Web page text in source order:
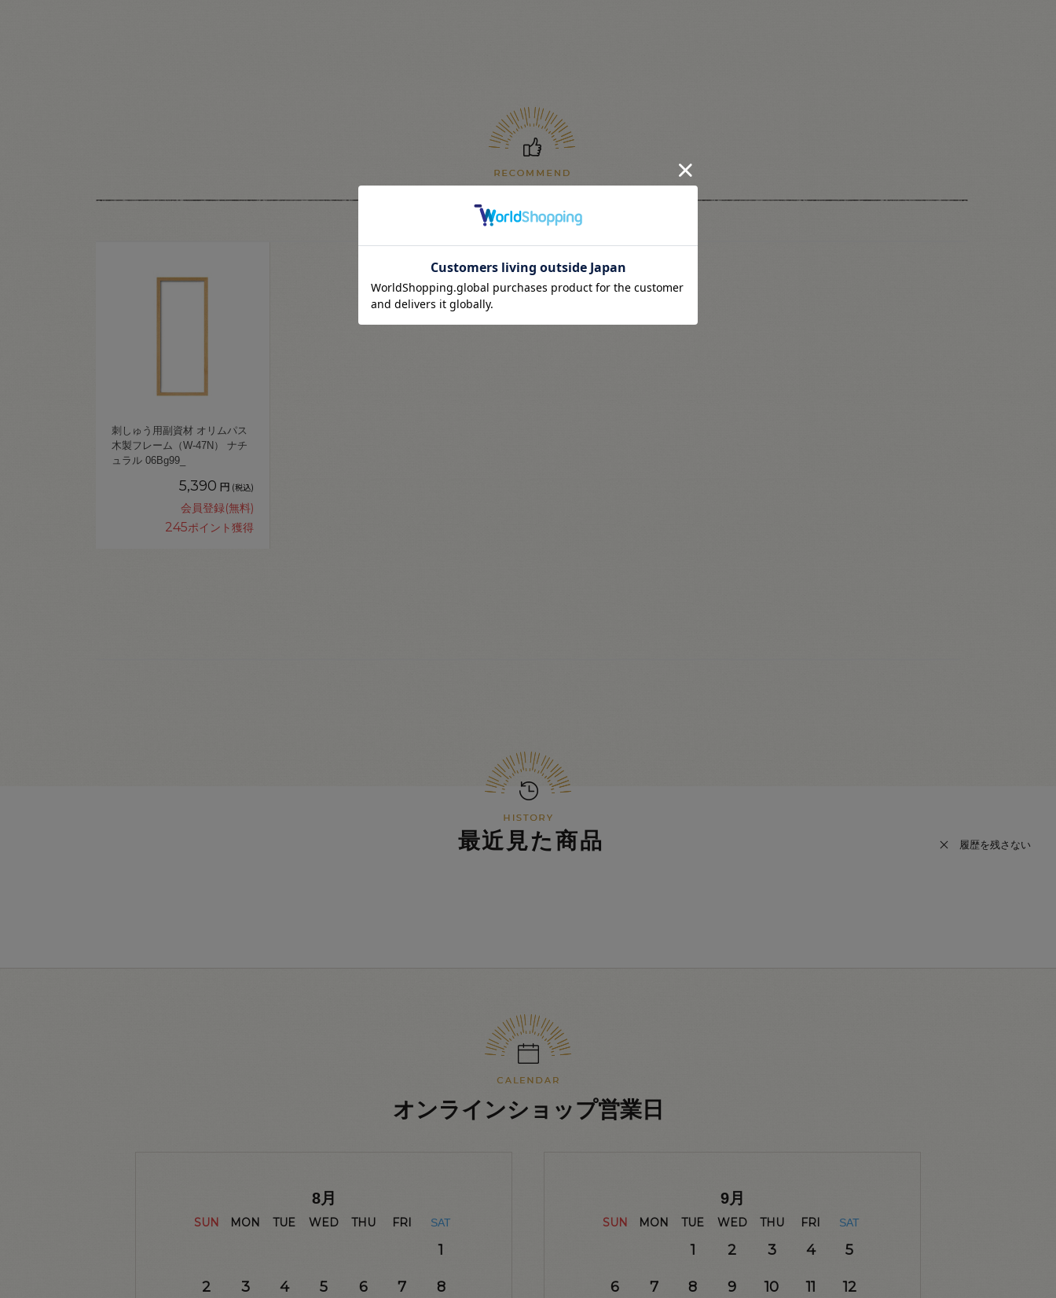
刺しゅう用副資材 オリムパス
木製フレーム（W-47N） ナチ
ュラル 06Bg99_
5,390 円 (税込)
会員登録(無料)
245ポイント獲得
最近見た商品 履歴を残さない
オンラインショップ営業日
8月
SUN MON TUE WED THU FRI SAT
1
2 3 4 5 6 7 8
9月
SUN MON TUE WED THU FRI SAT
1 2 3 4 5
6 7 8 9 10 11 12